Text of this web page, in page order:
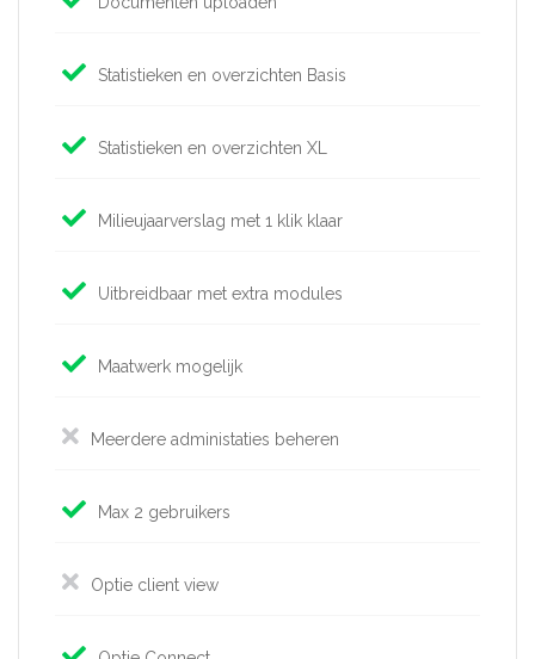
Statistieken en overzichten Basis
Statistieken en overzichten XL
Milieujaarverslag met 1 klik klaar
Uitbreidbaar met extra modules
Maatwerk mogelijk
Meerdere administaties beheren
Max 2 gebruikers
Optie client view